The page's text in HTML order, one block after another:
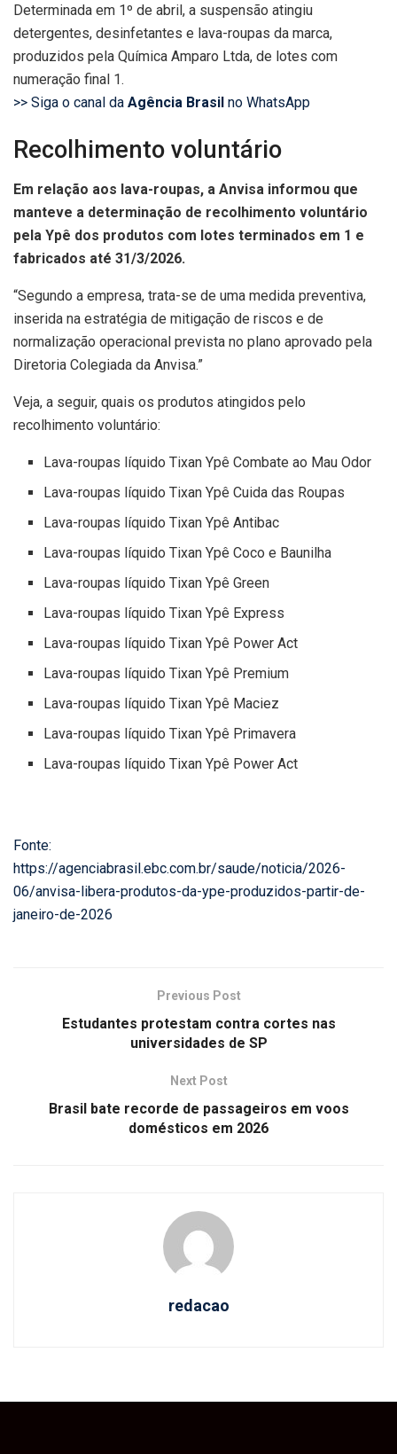
Determinada em 1º de abril, a suspensão atingiu
detergentes, desinfetantes e lava-roupas da marca,
produzidos pela Química Amparo Ltda, de lotes com
numeração final 1.
>> Siga o canal da Agência Brasil no WhatsApp
Recolhimento voluntário
Em relação aos lava-roupas, a Anvisa informou que
manteve a determinação de recolhimento voluntário
pela Ypê dos produtos com lotes terminados em 1 e
fabricados até 31/3/2026.
“Segundo a empresa, trata-se de uma medida preventiva,
inserida na estratégia de mitigação de riscos e de
normalização operacional prevista no plano aprovado pela
Diretoria Colegiada da Anvisa.”
Veja, a seguir, quais os produtos atingidos pelo
recolhimento voluntário:
Lava-roupas líquido Tixan Ypê Combate ao Mau Odor
Lava-roupas líquido Tixan Ypê Cuida das Roupas
Lava-roupas líquido Tixan Ypê Antibac
Lava-roupas líquido Tixan Ypê Coco e Baunilha
Lava-roupas líquido Tixan Ypê Green
Lava-roupas líquido Tixan Ypê Express
Lava-roupas líquido Tixan Ypê Power Act
Lava-roupas líquido Tixan Ypê Premium
Lava-roupas líquido Tixan Ypê Maciez
Lava-roupas líquido Tixan Ypê Primavera
Lava-roupas líquido Tixan Ypê Power Act
Fonte:
https://agenciabrasil.ebc.com.br/saude/noticia/2026-
06/anvisa-libera-produtos-da-ype-produzidos-partir-de-
janeiro-de-2026
Previous Post
Estudantes protestam contra cortes nas
universidades de SP
Next Post
Brasil bate recorde de passageiros em voos
domésticos em 2026
redacao